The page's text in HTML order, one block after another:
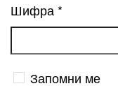
Шифра *
Запомни ме